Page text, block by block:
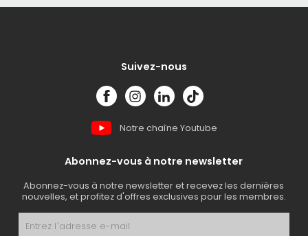
Suivez-nous
Notre chaîne Youtube
Abonnez-vous à notre newsletter
Abonnez-vous à notre newsletter et recevez les dernières
nouvelles, et profitez d'offres exclusives pour les membres.